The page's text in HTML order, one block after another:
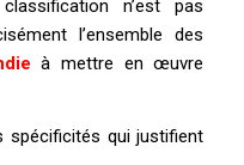
n’est pas
l’ensemble des
à mettre en œuvre
spécificités qui justifient